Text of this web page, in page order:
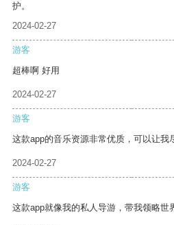
护。
2024-02-27
游客
超棒啊 好用
2024-02-27
游客
这款app的音乐资源非常优质，可以让我
2024-02-27
游客
这款app就像我的私人导游，带我领略世